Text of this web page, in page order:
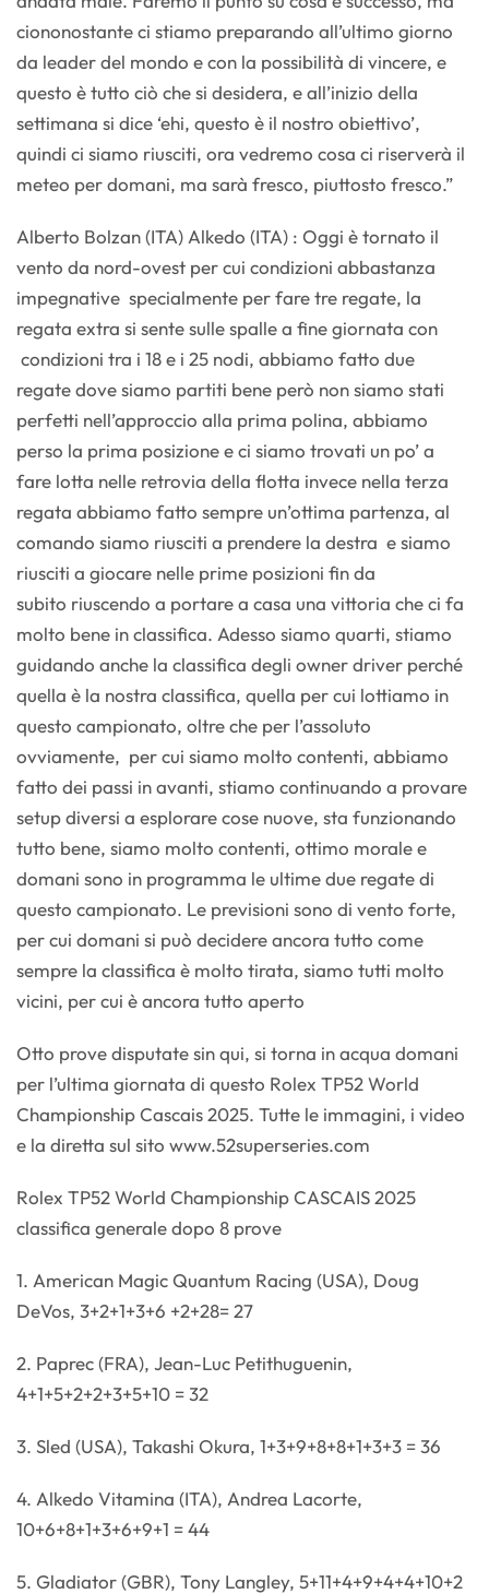
ciononostante ci stiamo preparando all’ultimo giorno
da leader del mondo e con la possibilità di vincere, e
questo è tutto ciò che si desidera, e all’inizio della
settimana si dice ‘ehi, questo è il nostro obiettivo’,
quindi ci siamo riusciti, ora vedremo cosa ci riserverà il
meteo per domani, ma sarà fresco, piuttosto fresco.”
Alberto Bolzan (ITA) Alkedo (ITA) : Oggi è tornato il
vento da nord-ovest per cui condizioni abbastanza
impegnative specialmente per fare tre regate, la
regata extra si sente sulle spalle a fine giornata con
condizioni tra i 18 e i 25 nodi, abbiamo fatto due
regate dove siamo partiti bene però non siamo stati
perfetti nell’approccio alla prima polina, abbiamo
perso la prima posizione e ci siamo trovati un po’ a
fare lotta nelle retrovia della flotta invece nella terza
regata abbiamo fatto sempre un’ottima partenza, al
comando siamo riusciti a prendere la destra e siamo
riusciti a giocare nelle prime posizioni fin da
subito riuscendo a portare a casa una vittoria che ci fa
molto bene in classifica. Adesso siamo quarti, stiamo
guidando anche la classifica degli owner driver perché
quella è la nostra classifica, quella per cui lottiamo in
questo campionato, oltre che per l’assoluto
ovviamente, per cui siamo molto contenti, abbiamo
fatto dei passi in avanti, stiamo continuando a provare
setup diversi a esplorare cose nuove, sta funzionando
tutto bene, siamo molto contenti, ottimo morale e
domani sono in programma le ultime due regate di
questo campionato. Le previsioni sono di vento forte,
per cui domani si può decidere ancora tutto come
sempre la classifica è molto tirata, siamo tutti molto
vicini, per cui è ancora tutto aperto
Otto prove disputate sin qui, si torna in acqua domani
per l’ultima giornata di questo Rolex TP52 World
Championship Cascais 2025. Tutte le immagini, i video
e la diretta sul sito www.52superseries.com
Rolex TP52 World Championship CASCAIS 2025
classifica generale dopo 8 prove
1. American Magic Quantum Racing (USA), Doug
DeVos, 3+2+1+3+6 +2+28= 27
2. Paprec (FRA), Jean-Luc Petithuguenin,
4+1+5+2+2+3+5+10 = 32
3. Sled (USA), Takashi Okura, 1+3+9+8+8+1+3+3 = 36
4. Alkedo Vitamina (ITA), Andrea Lacorte,
10+6+8+1+3+6+9+1 = 44
5. Gladiator (GBR), Tony Langley, 5+11+4+9+4+4+10+2